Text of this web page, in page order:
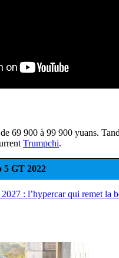
69 900 à 99 900 yuans.
Trumpchi.
5 GT 2022
: l’hypercar qui remet la